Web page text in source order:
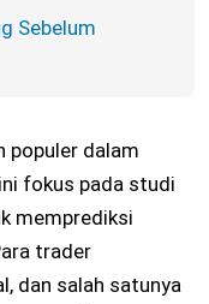
Sebelum
populer dalam
fokus pada studi
memprediksi
trader
dan salah satunya